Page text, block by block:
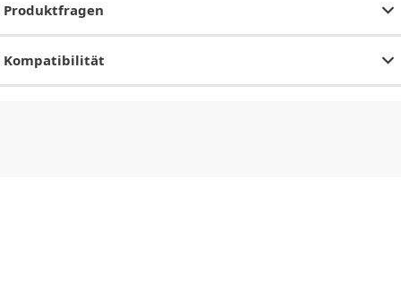
Produktfragen
Kompatibilität